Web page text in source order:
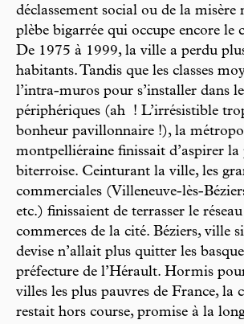
déclassement social ou de la misère
plèbe bigarrée qui occupe encore le
De 1975 à 1999, la ville a perdu
habitants. Tandis que les classes
l’intra-muros pour s’installer dans
périphériques (ah ! L’irrésistible
bonheur pavillonnaire !), la
montpelliéraine finissait d’aspirer la
biterroise. Ceinturant la ville, les
commerciales (Villeneuve-lès-
etc.) finissaient de terrasser le
commerces de la cité. Béziers, ville
devise n’allait plus quitter les
préfecture de l’Hérault. Hormis
villes les plus pauvres de France, la
restait hors course, promise à la